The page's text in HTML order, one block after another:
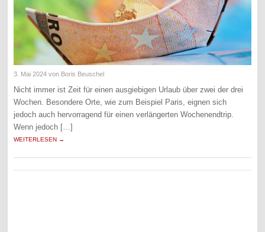
3. Mai 2024 von Boris Beuschel
Nicht immer ist Zeit für einen ausgiebigen Urlaub über zwei der drei
Wochen. Besondere Orte, wie zum Beispiel Paris, eignen sich
jedoch auch hervorragend für einen verlängerten Wochenendtrip.
Wenn jedoch […]
WEITERLESEN →